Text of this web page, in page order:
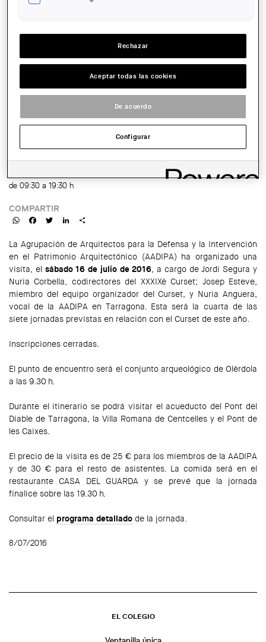
Conjunto arqueológico de Olèrdola
de 09:30 a 19:30 h
COMPARTIR
WhatsAppFacebookTwitterLinkedIn
La Agrupación de Arquitectos para la Defensa y la Intervención
en el Patrimonio Arquitectónico (AADIPA) ha organizado una
visita, el sábado 16 de julio de 2016 , a cargo de Jordi Segura y
Nuria Corbella, codirectores del XXXIXè Curset; Josep Esteve,
miembro del equipo organizador del Curset, y Nuria Anguera,
vocal de la AADIPA en Tarragona. Esta será la cuarta de las
siete jornadas previstas en relación con el Curset de este año.
Inscripciones cerradas.
El punto de encuentro será el conjunto arqueológico de Olèrdola
a las 9.30 h.
Durante el itinerario se podrá visitar el acueducto del Pont del
Diable de Tarragona, la Villa Romana de Centcelles y el Pont de
les Caixes.
El precio de la visita es de 25 € para los miembros de la AADIPA
y de 30 € para el resto de asistentes. La comida será en el
restaurante CASA DEL GUARDA y se prevé que la jornada
finalice sobre las 19.30 h.
Consultar el programa detallado de la jornada.
8/07/2016
EL COLEGIO
Rechazar
Aceptar todas las cookies
De acuerdo
Configurar